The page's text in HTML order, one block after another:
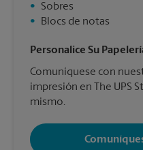
•
Sobres
•
Blocs de notas
Personalice Su
Comuníquese con
impresión en The UPS
mismo.